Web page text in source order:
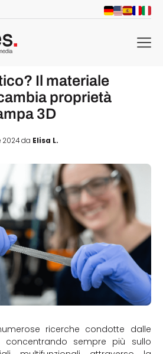
menu
Il materiale
proprietà
3D
da Elisa L.
ricerche condotte dalle
concentrando sempre più sullo